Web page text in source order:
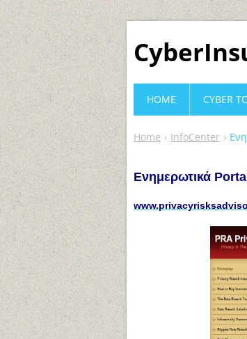
Home InfoCenter
Ενημερωτικά
HOME CYBER